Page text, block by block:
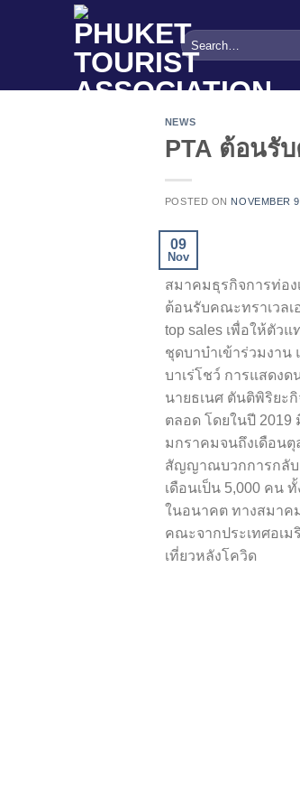
NEWS
PTA ต้อนรับ
POSTED ON NOVEMBER
09
Nov
สมาคมธุรกิจการท่อง
ต้อนรับคณะทราเวลเ
top sales เพื่อให้ตัว
ชุดบาบ๋าเข้าร่วมงาน
บาเร่โชว์ การแสดงด
นายธเนศ ตันติพิริยะ
ตลอด โดยในปี 2019
มกราคมจนถึงเดือนตุ
สัญญาณบวกการกลับม
เดือนเป็น 5,000 คน
ในอนาคต ทางสมาค
คณะจากประเทศอเ
เที่ยวหลังโควิด